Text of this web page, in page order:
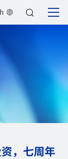
，七周年